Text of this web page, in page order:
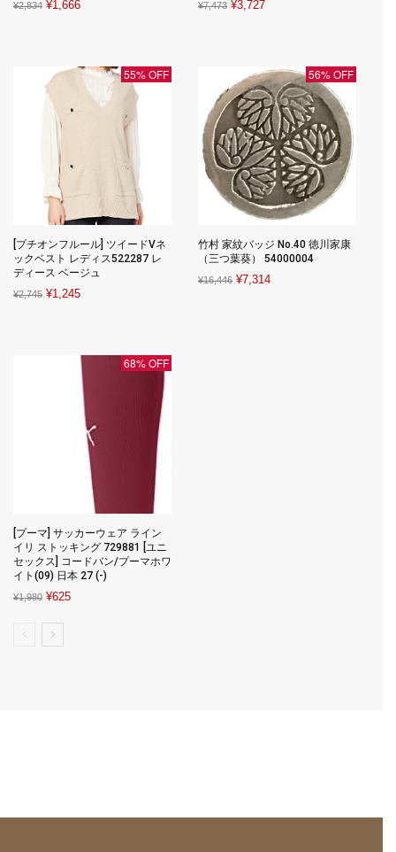
¥2,834 Original
¥1,666Current
¥7,473 Original
¥3,727Current
55% OFF
[プチオンフルール] ツイードVネ
ックベスト レディス522287 レ
ディース ベージュ
¥2,745 Original
¥1,245Current
56% OFF
竹村 家紋バッジ No.40 徳川家康
（三つ葉葵） 54000004
¥16,446 Original
¥7,314Current
68% OFF
[プーマ] サッカーウェア ライン
イリ ストッキング 729881 [ユニ
セックス] コードバン/プーマホワ
イト(09) 日本 27 (-)
¥1,980 Original
was:
¥625Current